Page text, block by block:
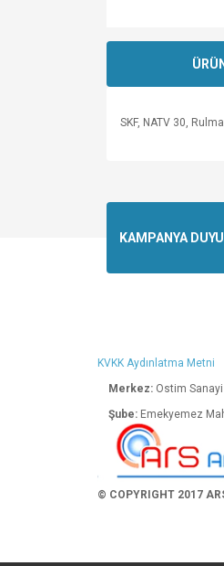
SKF, NATV 30,
Ürün resmi
KAMPANYA
KVKK Aydınlatma Metni
Merkez: Ostim
Şube:
© COPYRIGHT 2017